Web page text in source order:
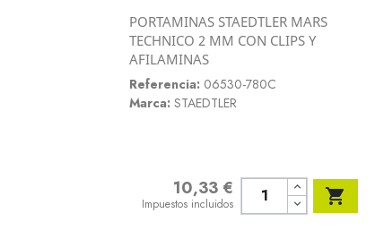
Vista rápida
PORTAMINAS STAEDTLER MARS
TECHNICO 2 MM CON CLIPS Y
AFILAMINAS
Referencia: 06530-780C
Marca: STAEDTLER
Precio10,33 €
Impuestos incluidos 